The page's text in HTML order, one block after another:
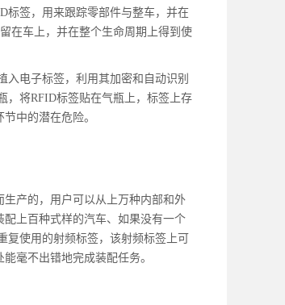
标签，用来跟踪零部件与整车，并在
在车上，并在整个生命周期上得到使
电子标签，利用其加密和自动识别
，将RFID标签贴在气瓶上，标签上存
中的潜在危险。
产的，用户可以从上万种内部和外
上百种式样的汽车、如果没有一个
使用的射频标签，该射频标签上可
毫不出错地完成装配任务。